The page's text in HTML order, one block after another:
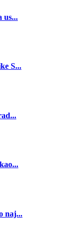
us...
S...
naj...